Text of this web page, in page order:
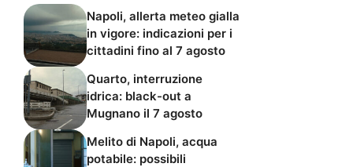
Napoli, allerta meteo gialla
in vigore: indicazioni per i
cittadini fino al 7 agosto
Quarto, interruzione
idrica: black-out a
Mugnano il 7 agosto
Melito di Napoli, acqua
potabile: possibili